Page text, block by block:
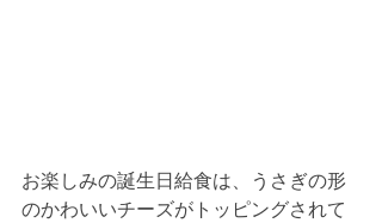
お楽しみの誕生日給食は、うさぎの形
のかわいいチーズがトッピングされて